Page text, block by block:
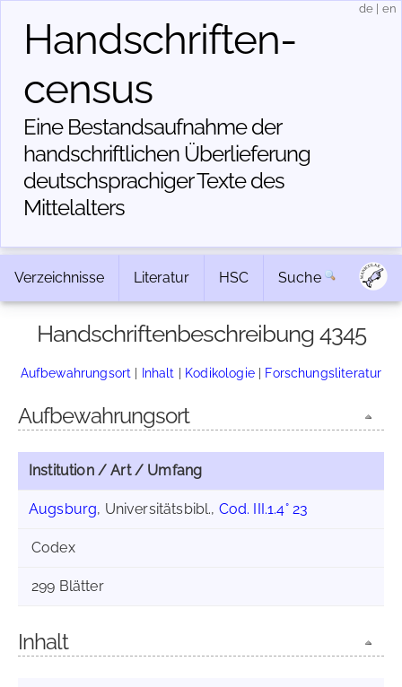
Handschriften­
census
Eine Bestandsaufnahme der
handschriftlichen Über­lieferung
deutschsprachiger Texte des
Mittelalters
de en
Verzeichnisse Literatur HSC Suche
Handschriftenbeschreibung 4345
Aufbewahrungsort | Inhalt | Kodikologie| Forschungsliteratur
Aufbewahrungsort
Institution / Art / Umfang
Augsburg, Universitätsbibl., Cod. III.1.4° 23
Codex
299 Blätter
Inhalt